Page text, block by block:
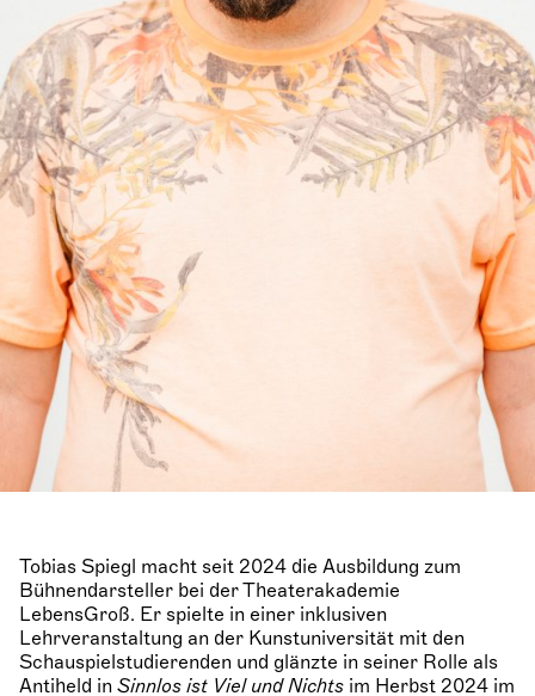
Tobias Spiegl macht seit 2024 die Ausbildung zum
Bühnendarsteller bei der Theaterakademie
LebensGroß. Er spielte in einer inklusiven
Lehrveranstaltung an der Kunstuniversität mit den
Schauspielstudierenden und glänzte in seiner Rolle als
Antiheld in Sinnlos ist Viel und Nichts im Herbst 2024 im